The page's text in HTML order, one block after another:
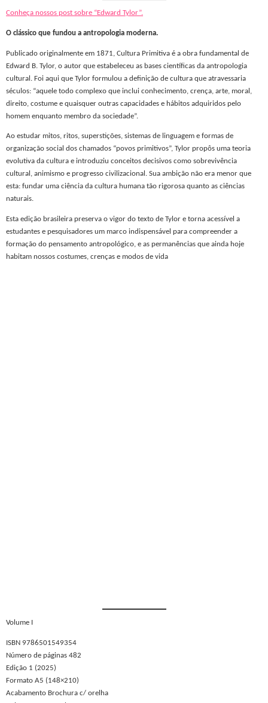
Conheça nossos post sobre “Edward Tylor”.
O clássico que fundou a antropologia moderna.
Publicado originalmente em 1871, Cultura Primitiva é a obra fundamental de
Edward B. Tylor, o autor que estabeleceu as bases científicas da antropologia
cultural. Foi aqui que Tylor formulou a definição de cultura que atravessaria
séculos: “aquele todo complexo que inclui conhecimento, crença, arte, moral,
direito, costume e quaisquer outras capacidades e hábitos adquiridos pelo
homem enquanto membro da sociedade”.
Ao estudar mitos, ritos, superstições, sistemas de linguagem e formas de
organização social dos chamados “povos primitivos”, Tylor propôs uma teoria
evolutiva da cultura e introduziu conceitos decisivos como sobrevivência
cultural, animismo e progresso civilizacional. Sua ambição não era menor que
esta: fundar uma ciência da cultura humana tão rigorosa quanto as ciências
naturais.
Esta edição brasileira preserva o vigor do texto de Tylor e torna acessível a
estudantes e pesquisadores um marco indispensável para compreender a
formação do pensamento antropológico, e as permanências que ainda hoje
habitam nossos costumes, crenças e modos de vida
Volume I
ISBN 9786501549354
Número de páginas 482
Edição 1 (2025)
Formato A5 (148×210)
Acabamento Brochura c/ orelha